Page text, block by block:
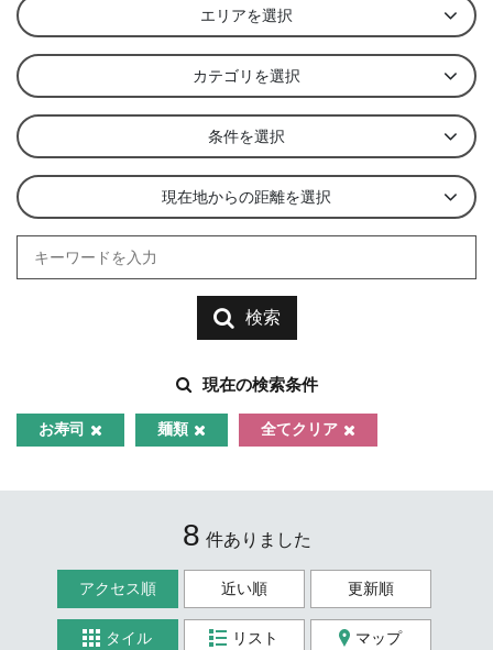
エリアを選択
カテゴリを選択
条件を選択
現在地からの距離を選択
検索
現在の検索条件
お寿司 麺類 全てクリア
8 件ありました
アクセス順 近い順 更新順
タイル リスト マップ